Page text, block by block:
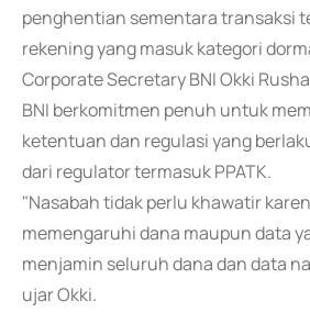
penghentian sementara transaksi
rekening yang masuk kategori
Corporate Secretary BNI Okki
BNI berkomitmen penuh untuk
ketentuan dan regulasi yang
dari regulator termasuk PPATK.
"Nasabah tidak perlu khawatir
memengaruhi dana maupun data
menjamin seluruh dana dan data
ujar Okki.